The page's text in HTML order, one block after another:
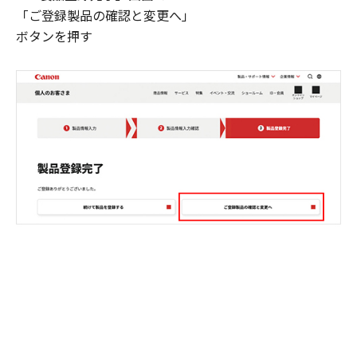
「ご登録製品の確認と変更へ」
ボタンを押す